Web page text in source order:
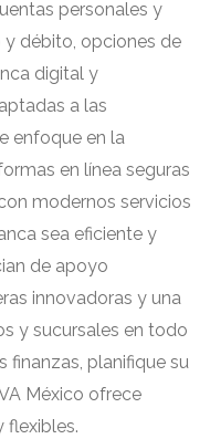
personales y
y débito, opciones de
digital y
a las
enfoque en la
en línea seguras
modernos servicios
sea eficiente y
de apoyo
innovadoras y una
y sucursales en todo
finanzas, planifique su
México ofrece
flexibles.